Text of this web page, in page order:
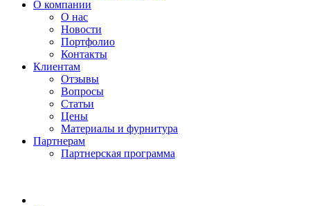
О компании
О нас
Новости
Портфолио
Контакты
Клиентам
Отзывы
Вопросы
Статьи
Цены
Материалы и фурнитура
Партнерам
Партнерская программа